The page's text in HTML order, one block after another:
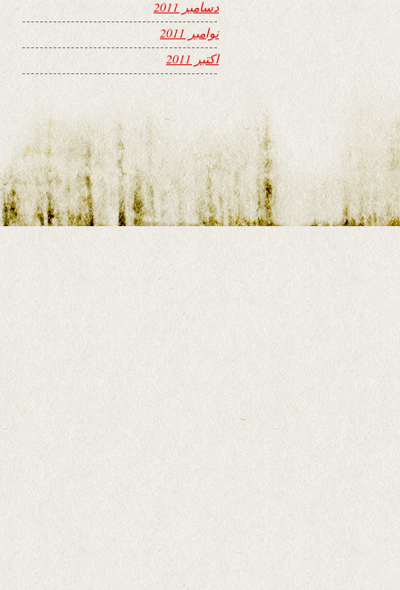
دسامبر 2011
نوامبر 2011
اکتبر 2011